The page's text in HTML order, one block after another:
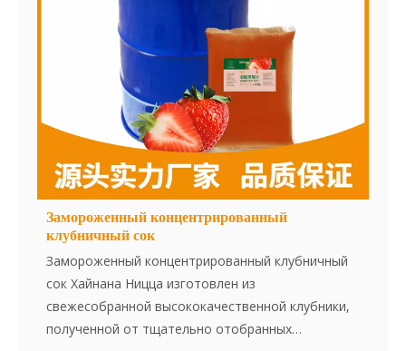
Замороженный концентрированный
клубничный сок
Замороженный концентрированный клубничный
сок Хайнана Ницца изготовлен из
свежесобранной высококачественной клубники,
полученной от тщательно отобранных